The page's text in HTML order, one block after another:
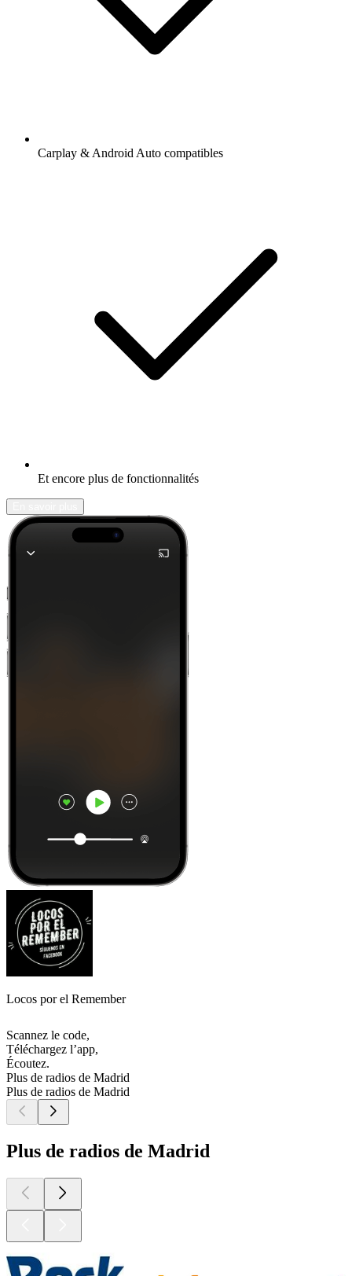
Carplay & Android Auto compatibles
Et encore plus de fonctionnalités
Locos por el Remember
Scannez le code,
Téléchargez l’app,
Écoutez.
Plus de radios de Madrid
Plus de radios de Madrid
Plus de radios de Madrid